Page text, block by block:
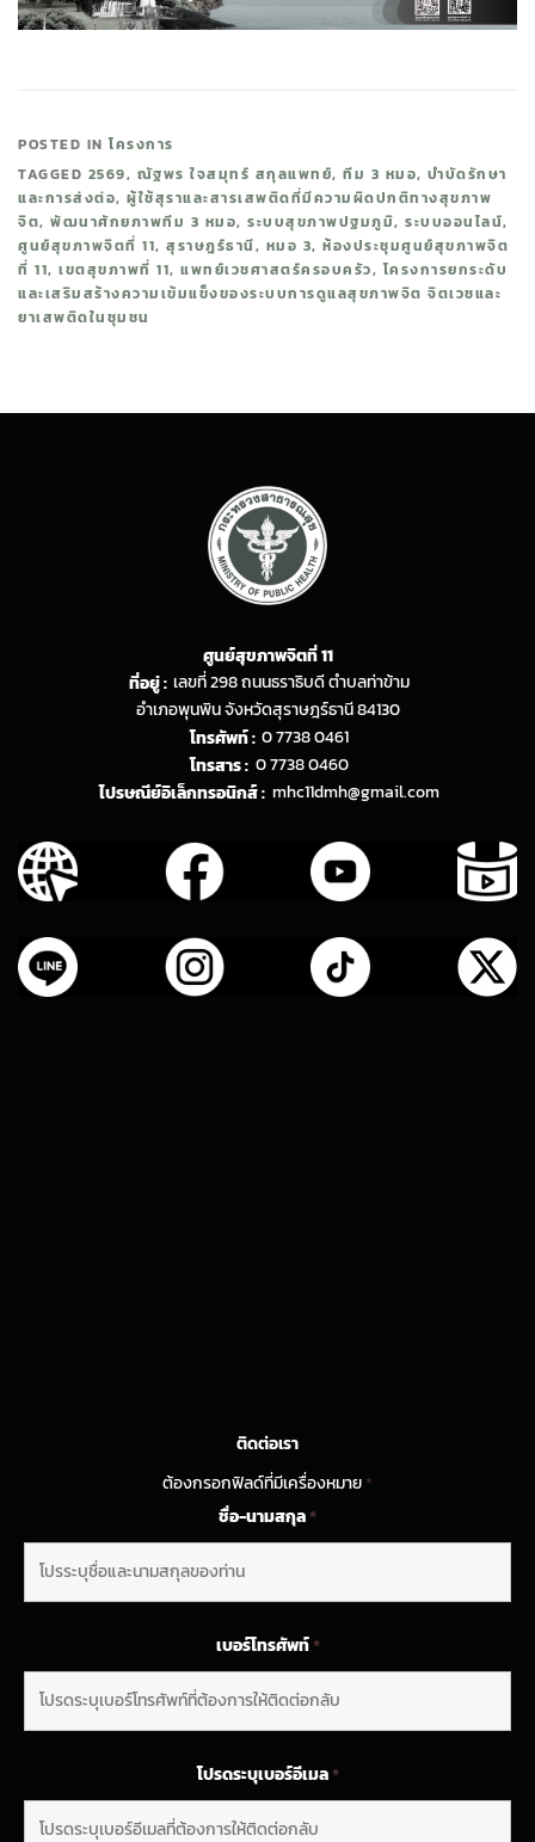
POSTED INโครงการ
TAGGED 2569, ณัฐพร ใจสมุทร์ สกุลแพทย์, ทีม 3 หมอ, บำบัดรักษา
และการส่งต่อ, ผู้ใช้สุราและสารเสพติดที่มีความผิดปกติทางสุขภาพ
จิต, พัฒนาศักยภาพทีม 3 หมอ, ระบบสุขภาพปฐมภูมิ, ระบบออนไลน์,
ศูนย์สุขภาพจิตที่ 11, สุราษฎร์ธานี, หมอ 3, ห้องประชุมศูนย์สุขภาพจิต
ที่ 11, เขตสุขภาพที่ 11, แพทย์เวชศาสตร์ครอบครัว,โครงการยกระดับ
และเสริมสร้างความเข้มแข็งของระบบการดูแลสุขภาพจิต จิตเวชและ
ยาเสพติดในชุมชน
ศูนย์สุขภาพจิตที่ 11
ที่อยู่ : เลขที่ 298 ถนนธราธิบดี ตำบลท่าข้าม
อำเภอพุนพิน จังหวัดสุราษฎร์ธานี 84130
โทรศัพท์ : 0 7738 0461
โทรสาร : 0 7738 0460
ไปรษณีย์อิเล็กทรอนิกส์ : mhc11dmh@gmail.com
ติดต่อเรา
ต้องกรอกฟิลด์ที่มีเครื่องหมาย*
ชื่อ-นามสกุล*
เบอร์โทรศัพท์*
โปรดระบุเบอร์อีเมล*